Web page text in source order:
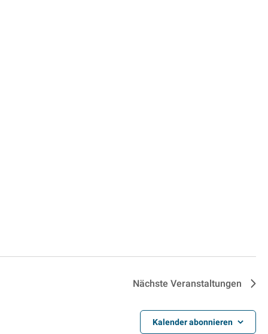
Nächste Veranstaltungen
Kalender abonnieren